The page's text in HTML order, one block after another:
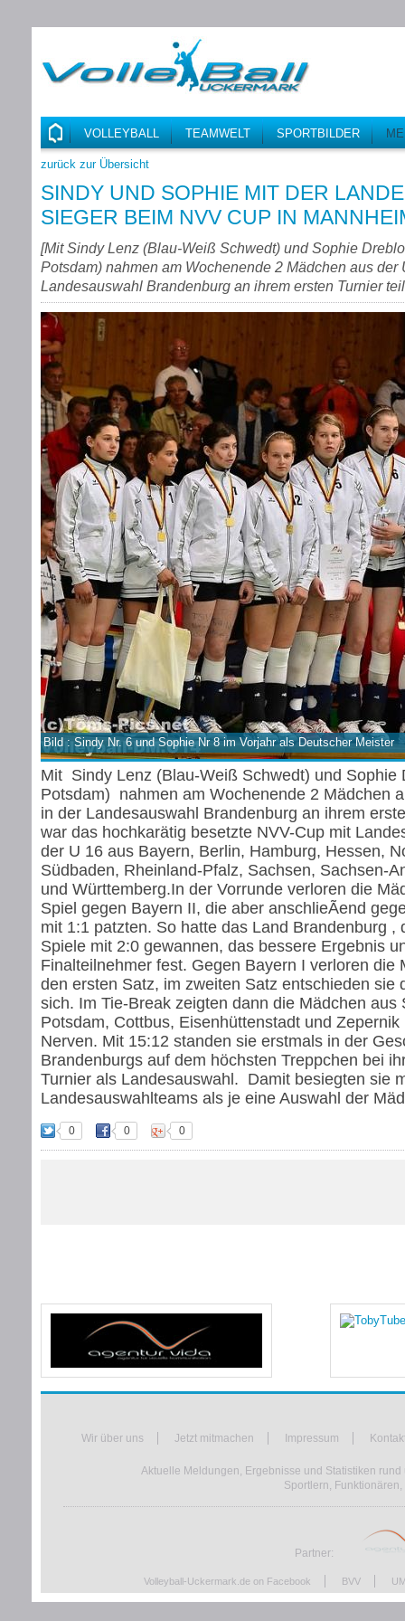
VOLLEYBALL TEAMWELT SPORTBILDER
zurück zur Übersicht
SINDY UND SOPHIE MIT DER
SIEGER BEIM NVV CUP IN
[Mit Sindy Lenz (Blau-Weiß Schwedt) und Sophie
Potsdam) nahmen am Wochenende 2 Mädchen aus der
Landesauswahl Brandenburg an ihrem ersten Turnier
Bild : Sindy Nr. 6 und Sophie Nr 8 im Vorjahr als Deutscher Meister
Mit Sindy Lenz (Blau-Weiß Schwedt) und Sophie
Potsdam) nahmen am Wochenende 2 Mädchen
in der Landesauswahl Brandenburg an ihrem
war das hochkarätig besetzte NVV-Cup mit
der U 16 aus Bayern, Berlin, Hamburg, Hessen,
Südbaden, Rheinland-Pfalz, Sachsen, Sachsen-
und Württemberg.In der Vorrunde verloren die
Spiel gegen Bayern II, die aber anschlieÃend
mit 1:1 patzten. So hatte das Land Brandenburg ,
Spiele mit 2:0 gewannen, das bessere Ergebnis
Finalteilnehmer fest. Gegen Bayern I verloren die
den ersten Satz, im zweiten Satz entschieden sie
sich. Im Tie-Break zeigten dann die Mädchen aus
Potsdam, Cottbus, Eisenhüttenstadt und Zepernik
Nerven. Mit 15:12 standen sie erstmals in der
Brandenburgs auf dem höchsten Treppchen bei
Turnier als Landesauswahl. Damit besiegten sie
Landesauswahlteams als je eine Auswahl der
0 0 0
Wir über uns Jetzt mitmachen Impressum
Aktuelle Meldungen, Ergebnisse und Statistiken
Sportlern,
Partner:
Volleyball-Uckermark.de on Facebook BVV